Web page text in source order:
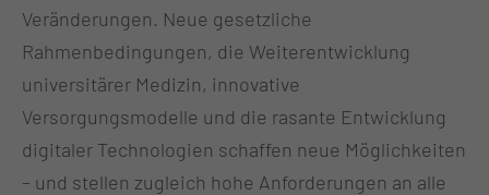
Veränderungen. Neue gesetzliche
Rahmenbedingungen, die Weiterentwicklung
universitärer Medizin, innovative
Versorgungsmodelle und die rasante Entwicklung
digitaler Technologien schaffen neue Möglichkeiten
– und stellen zugleich hohe Anforderungen an alle